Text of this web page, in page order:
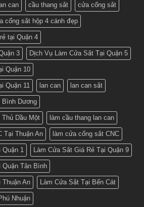
can cầu thang sắt cửa cổng sắt
cổng sắt hộp 4 cánh đẹp
tại Quận 4
3 Dịch Vụ Làm Cửa Sắt Tại Quận 5
Quận 10
Quận 11 lan can lan can sắt
Bình Dương
Thủ Dầu Một làm cầu thang lan can
Tại Thuận An làm cửa cổng sắt CNC
Quận 1 Làm Cửa Sắt Giá Rẻ Tại Quận 9
Quận Tân Bình
Thuận An Làm Cửa Sắt Tại Bến Cát
Nhuận